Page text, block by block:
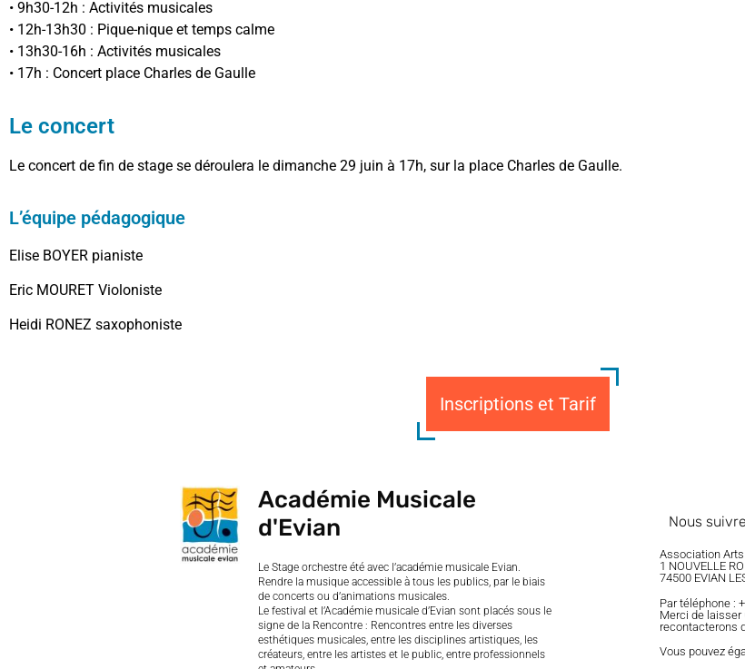
• 9h30-12h : Activités musicales
• 12h-13h30 : Pique-nique et temps calme
• 13h30-16h : Activités musicales
• 17h : Concert place Charles de Gaulle
Le concert
Le concert de fin de stage se déroulera le dimanche 29 juin à 17h, sur la place Charles de Gaulle.
L’équipe pédagogique
Elise BOYER pianiste
Eric MOURET Violoniste
Heidi RONEZ saxophoniste
Inscriptions et Tarif
Académie Musicale
d'Evian
Le Stage orchestre été avec l’académie musicale Evian.
Rendre la musique accessible à tous les publics, par le biais
de concerts ou d’animations musicales.
Le festival et l’Académie musicale d’Evian sont placés sous le
signe de la Rencontre : Rencontres entre les diverses
esthétiques musicales, entre les disciplines artistiques, les
créateurs, entre les artistes et le public, entre professionnels
Nous suivre
Association
1 NOUVELLE
74500 EVIAN
Par téléphone :
Merci de laisser
recontacterons
Vous pouvez